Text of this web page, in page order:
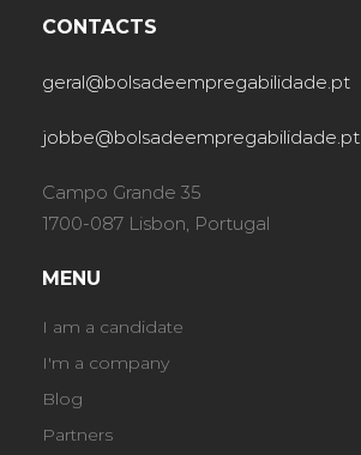
CONTACTS
geral@bolsadeempregabilidade.pt
jobbe@bolsadeempregabilidade.pt
Campo Grande 35
1700-087 Lisbon, Portugal
MENU
I am a candidate
I'm a company
Blog
Partners